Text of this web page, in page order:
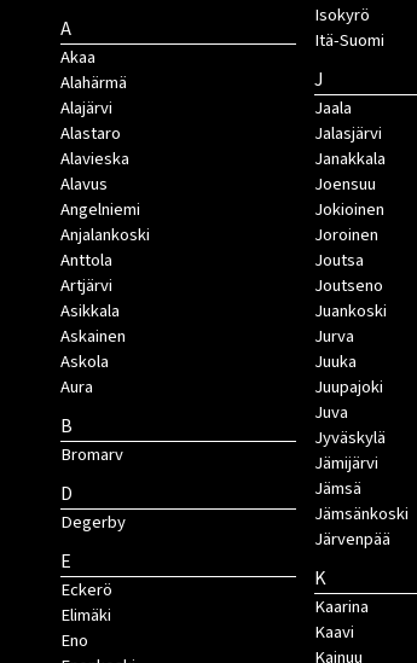
A
Akaa
Alahärmä
Alajärvi
Alastaro
Alavieska
Alavus
Angelniemi
Anjalankoski
Anttola
Artjärvi
Asikkala
Askainen
Askola
Aura
B
Bromarv
D
Degerby
E
Eckerö
Elimäki
Eno
Isokyrö
Itä-Suomi
J
Jaala
Jalasjärvi
Janakkala
Joensuu
Jokioinen
Joroinen
Joutsa
Joutseno
Juankoski
Jurva
Juuka
Juupajoki
Juva
Jyväskylä
Jämijärvi
Jämsä
Jämsänkoski
Järvenpää
K
Kaarina
Kaavi
Kainuu